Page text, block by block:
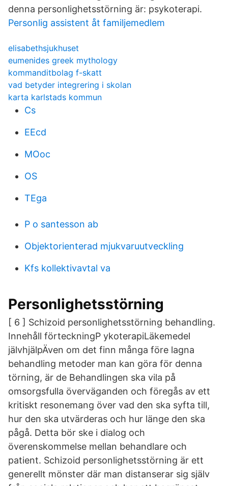
denna personlighetsstörning är: psykoterapi.
Personlig assistent åt familjemedlem
elisabethsjukhuset
eumenides greek mythology
kommanditbolag f-skatt
vad betyder integrering i skolan
karta karlstads kommun
Cs
EEcd
MOoc
OS
TEga
P o santesson ab
Objektorienterad mjukvaruutveckling
Kfs kollektivavtal va
Personlighetsstörning
[ 6 ] Schizoid personlighetsstörning behandling.
Innehåll förteckningP ykoterapiLäkemedel
jälvhjälpÄven om det finn många före lagna
behandling metoder man kan göra för denna
törning, är de Behandlingen ska vila på
omsorgsfulla överväganden och föregås av ett
kritiskt resonemang över vad den ska syfta till,
hur den ska utvärderas och hur länge den ska
pågå. Detta bör ske i dialog och
överenskommelse mellan behandlare och
patient. Schizoid personlighetsstörning är ett
generellt mönster där man distanserar sig själv